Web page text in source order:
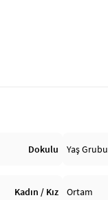
Dokulu Yaş Grubu
Kadın / Kız Ortam